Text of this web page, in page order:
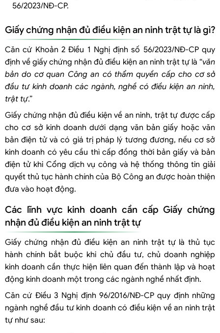
Kinh doanh casino
Kinh doanh khí
Kinh doanh tiền chất thuốc nổ
Kinh doanh ngành, nghề có sử dụng vật liệu nổ công nghiệp và tiền
chất thuốc nổ
Kinh doanh các thiết bị gây nhiễu, phá sóng thông tin di động
Kinh doanh dịch vụ phẫu thuật thẩm mỹ
Kinh doanh dịch vụ karaoke, vũ trường:
Kinh doanh dịch vụ lưu trú
Kinh doanh quân trang, quân dụng cho lực lượng vũ trang, vũ khí
quân dụng, trang thiết bị, kỹ thuật, khí tài, phương tiện chuyên dùng cho
đặc chủng, công nghệ chuyên dùng chế tạo chúng
56/2023/NĐ-CP.
Giấy chứng nhận đủ điều kiện an ninh trật tự là gì?
Căn cứ Khoản 2 Điều 1 Nghị định số 56/2023/NĐ-CP quy
định về giấy chứng nhận đủ điều kiện an ninh trật tự là “văn
bản do cơ quan Công an có thẩm quyền cấp cho cơ sở
đầu tư kinh doanh các ngành, nghề có điều kiện an ninh,
trật tự.”
Giấy chứng nhận đủ điều kiện về an ninh, trật tự được cấp
cho cơ sở kinh doanh dưới dạng văn bản giấy hoặc văn
bản điện tử và có giá trị pháp lý tương đương, nếu cơ sở
kinh doanh có yêu cầu thì cấp đồng thời bản giấy và bản
điện tử khi Cổng dịch vụ công và hệ thống thông tin giải
quyết thủ tục hành chính của Bộ Công an được hoàn thiện
đưa vào hoạt động.
Các lĩnh vực kinh doanh cần cấp Giấy chứng
nhận đủ điều kiện an ninh trật tự
Giấy chứng nhận đủ điều kiện an ninh trật tự là thủ tục
hành chính bắt buộc khi chủ đầu tư, chủ doanh nghiệp
kinh doanh cần thực hiện liên quan đến thành lập và hoạt
động kinh doanh một trong các ngành nghề nhất định.
Căn cứ Điều 3 Nghị định 96/2016/NĐ-CP quy định những
ngành nghề đầu tư kinh doanh có điều kiện về an ninh trật
tự như sau: